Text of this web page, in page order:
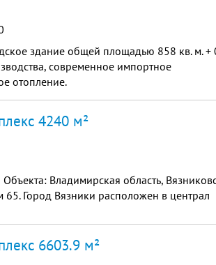
здание общей площадью 858 кв. м. +
современное импортное
отопление.
4240 м²
Владимирская область,
65. Город Вязники расположен в централ
6603.9 м²